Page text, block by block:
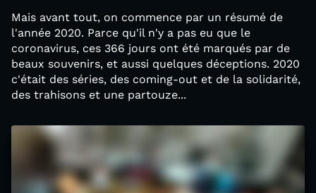
Mais avant tout, on commence par un résumé de
l'année 2020. Parce qu'il n'y a pas eu que le
coronavirus, ces 366 jours ont été marqués par de
beaux souvenirs, et aussi quelques déceptions. 2020
c'était des séries, des coming-out et de la solidarité,
des trahisons et une partouze...